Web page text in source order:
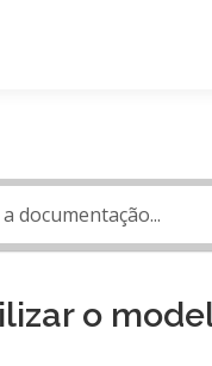
MOBILE SUPORTE
o